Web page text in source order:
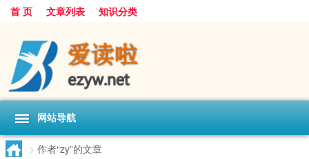
首 页 文章列表 知识分类
网站导航
> 作者“zy”的文章